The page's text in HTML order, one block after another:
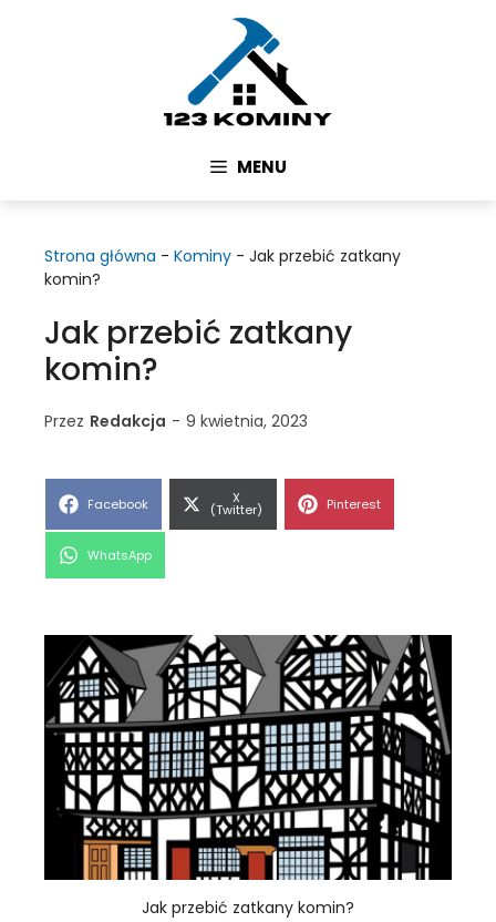
MENU
Strona główna - Kominy - Jak przebić zatkany
komin?
Jak przebić zatkany
komin?
Przez Redakcja - 9 kwietnia, 2023
Share
Facebook Share
on
X
(Twitter) Share
Pinterest
Share
WhatsApp
Jak przebić zatkany komin?